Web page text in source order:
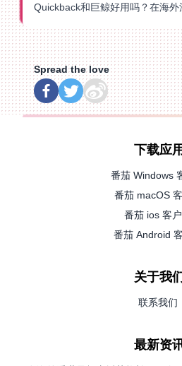
Spread the love
下载应用
番茄 Windows
番茄 macOS
番茄 ios 客
番茄 Android
关于我们
联系我们
最新资